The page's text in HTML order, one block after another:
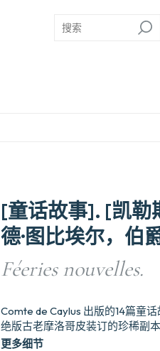
[童话故事]. [凯勒
德·图比埃尔，伯
Féeries nouvelles.
Comte de Caylus 出版的14篇童
绝版古老摩洛哥皮装订的珍稀副
更多细节